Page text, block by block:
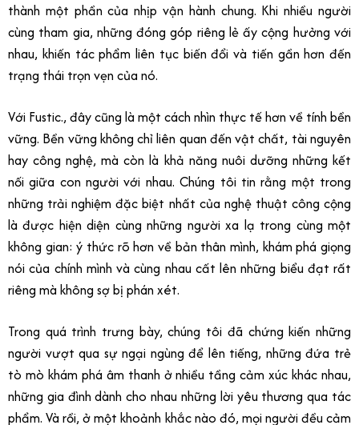
thành một phần của nhịp vận hành chung. Khi nhiều người
cùng tham gia, những đóng góp riêng lẻ ấy cộng hưởng với
nhau, khiến tác phẩm liên tục biến đổi và tiến gần hơn đến
trạng thái trọn vẹn của nó.
Với Fustic., đây cũng là một cách nhìn thực tế hơn về tính bền
vững. Bền vững không chỉ liên quan đến vật chất, tài nguyên
hay công nghệ, mà còn là khả năng nuôi dưỡng những kết
nối giữa con người với nhau. Chúng tôi tin rằng một trong
những trải nghiệm đặc biệt nhất của nghệ thuật công cộng
là được hiện diện cùng những người xa lạ trong cùng một
không gian: ý thức rõ hơn về bản thân mình, khám phá giọng
nói của chính mình và cùng nhau cất lên những biểu đạt rất
riêng mà không sợ bị phán xét.
Trong quá trình trưng bày, chúng tôi đã chứng kiến những
người vượt qua sự ngại ngùng để lên tiếng, những đứa trẻ
tò mò khám phá âm thanh ở nhiều tầng cảm xúc khác nhau,
những gia đình dành cho nhau những lời yêu thương qua tác
phẩm. Và rồi, ở một khoảnh khắc nào đó, mọi người đều cảm